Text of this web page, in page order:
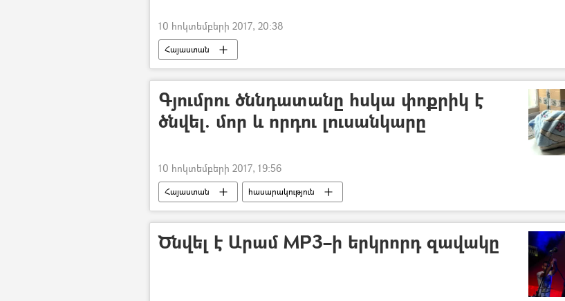
10 հոկտեմբերի 2017, 20:38
Հայաստան
Գյումրու ծննդատանը հսկա փոքրիկ է
ծնվել. մոր և որդու լուսանկարը
10 հոկտեմբերի 2017, 19:56
Հայաստան հասարակություն
Ծնվել է Արամ MP3–ի երկրորդ զավակը